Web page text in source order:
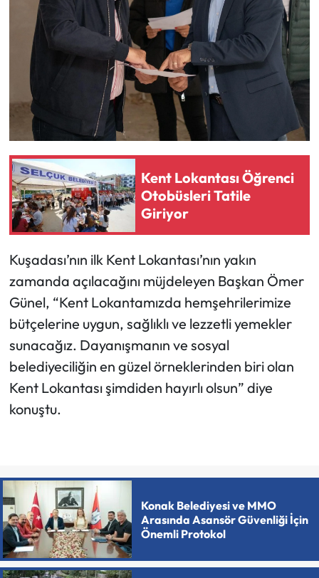
Kent Lokantası Öğrenci
Otobüsleri Tatile
Giriyor
Kuşadası’nın ilk Kent Lokantası’nın yakın
zamanda açılacağını müjdeleyen Başkan Ömer
Günel, “Kent Lokantamızda hemşehrilerimize
bütçelerine uygun, sağlıklı ve lezzetli yemekler
sunacağız. Dayanışmanın ve sosyal
belediyeciliğin en güzel örneklerinden biri olan
Kent Lokantası şimdiden hayırlı olsun” diye
konuştu.
Konak Belediyesi ve MMO
Arasında Asansör Güvenliği İçin
Önemli Protokol